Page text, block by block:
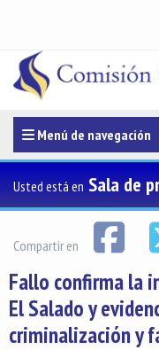
Menúde navegación
Menú de navegación
Usted está en Sala de
Compartir en
Fallo confirma la
El Salado y
criminalización y